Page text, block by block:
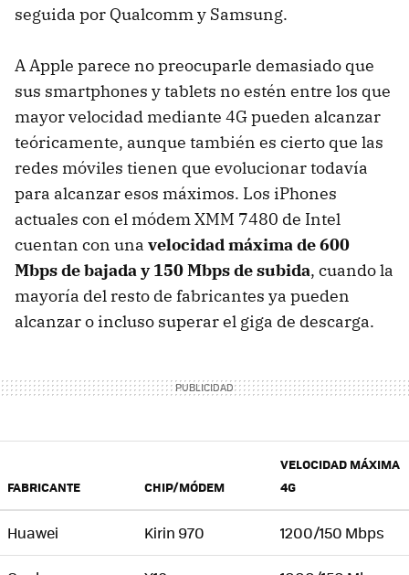
seguida por Qualcomm y Samsung.
A Apple parece no preocuparle demasiado que
sus smartphones y tablets no estén entre los que
mayor velocidad mediante 4G pueden alcanzar
teóricamente, aunque también es cierto que las
redes móviles tienen que evolucionar todavía
para alcanzar esos máximos. Los iPhones
actuales con el módem XMM 7480 de Intel
cuentan con una velocidad máxima de 600
Mbps de bajada y 150 Mbps de subida, cuando la
mayoría del resto de fabricantes ya pueden
alcanzar o incluso superar el giga de descarga.
FABRICANTE CHIP/MÓDEM
VELOCIDAD MÁXIMA
4G
Huawei Kirin 970 1200/150 Mbps